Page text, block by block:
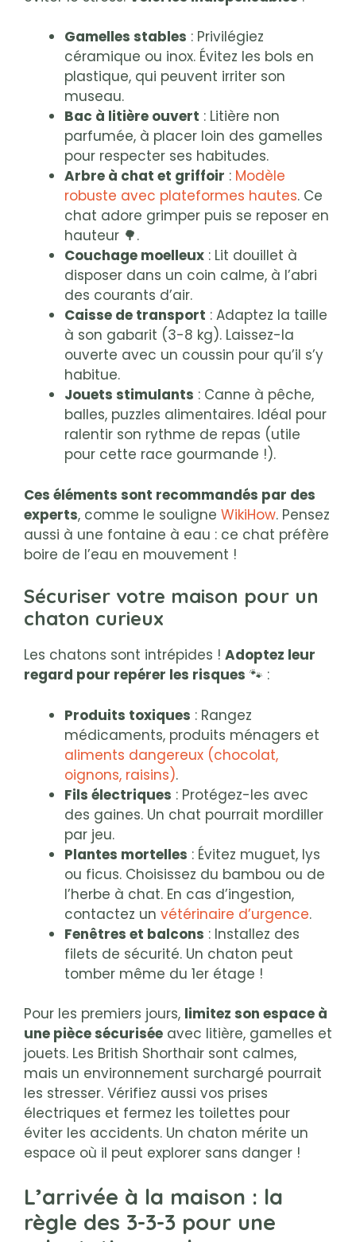
Gamelles stables : Privilégiez
céramique ou inox. Évitez les bols en
plastique, qui peuvent irriter son
museau.
Bac à litière ouvert : Litière non
parfumée, à placer loin des gamelles
pour respecter ses habitudes.
Arbre à chat et griffoir : Modèle
robuste avec plateformes hautes. Ce
chat adore grimper puis se reposer en
hauteur 🌳.
Couchage moelleux : Lit douillet à
disposer dans un coin calme, à l’abri
des courants d’air.
Caisse de transport : Adaptez la taille
à son gabarit (3-8 kg). Laissez-la
ouverte avec un coussin pour qu’il s’y
habitue.
Jouets stimulants : Canne à pêche,
balles, puzzles alimentaires. Idéal pour
ralentir son rythme de repas (utile
pour cette race gourmande !).
Ces éléments sont recommandés par des
experts, comme le souligne WikiHow. Pensez
aussi à une fontaine à eau : ce chat préfère
boire de l’eau en mouvement !
Sécuriser votre maison pour un
chaton curieux
Les chatons sont intrépides ! Adoptez leur
regard pour repérer les risques 🐾 :
Produits toxiques : Rangez
médicaments, produits ménagers et
aliments dangereux (chocolat,
oignons, raisins).
Fils électriques : Protégez-les avec
des gaines. Un chat pourrait mordiller
par jeu.
Plantes mortelles : Évitez muguet, lys
ou ficus. Choisissez du bambou ou de
l’herbe à chat. En cas d’ingestion,
contactez un vétérinaire d’urgence.
Fenêtres et balcons : Installez des
filets de sécurité. Un chaton peut
tomber même du 1er étage !
Pour les premiers jours, limitez son espace à
une pièce sécurisée avec litière, gamelles et
jouets. Les British Shorthair sont calmes,
mais un environnement surchargé pourrait
les stresser. Vérifiez aussi vos prises
électriques et fermez les toilettes pour
éviter les accidents. Un chaton mérite un
espace où il peut explorer sans danger !
L’arrivée à la maison : la
règle des 3-3-3 pour une